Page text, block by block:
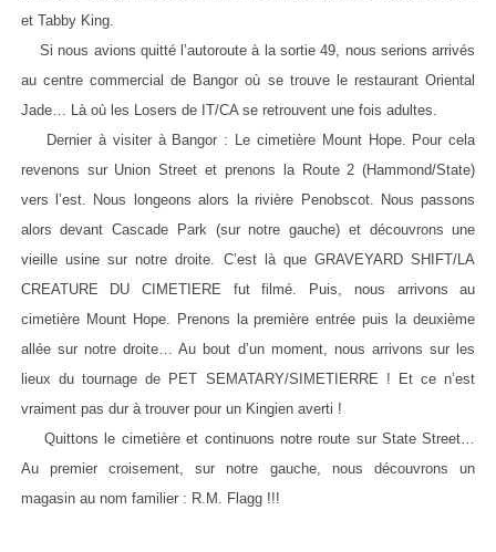
et Tabby King.
Si nous avions quitté l’autoroute à la sortie 49, nous serions arrivés
au centre commercial de Bangor où se trouve le restaurant Oriental
Jade… Là où les Losers de IT/CA se retrouvent une fois adultes.
Dernier à visiter à Bangor : Le cimetière Mount Hope. Pour cela
revenons sur Union Street et prenons la Route 2 (Hammond/State)
vers l’est. Nous longeons alors la rivière Penobscot. Nous passons
alors devant Cascade Park (sur notre gauche) et découvrons une
vieille usine sur notre droite. C’est là que GRAVEYARD SHIFT/LA
CREATURE DU CIMETIERE fut filmé. Puis, nous arrivons au
cimetière Mount Hope. Prenons la première entrée puis la deuxième
allée sur notre droite… Au bout d’un moment, nous arrivons sur les
lieux du tournage de PET SEMATARY/SIMETIERRE ! Et ce n’est
vraiment pas dur à trouver pour un Kingien averti !
Quittons le cimetière et continuons notre route sur State Street…
Au premier croisement, sur notre gauche, nous découvrons un
magasin au nom familier : R.M. Flagg !!!